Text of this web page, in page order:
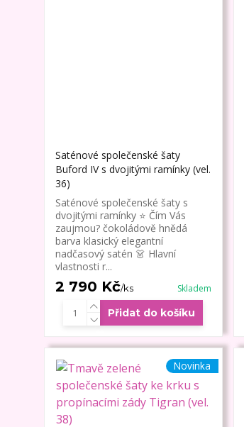
Saténové společenské šaty
Buford IV s dvojitými ramínky (vel.
36)
Saténové společenské šaty s
dvojitými ramínky ⭐ Čím Vás
zaujmou? čokoládově hnědá
barva klasický elegantní
nadčasový satén 👗 Hlavní
vlastnosti r...
2 790 Kč/ks Skladem
Přidat do košíku
Novinka